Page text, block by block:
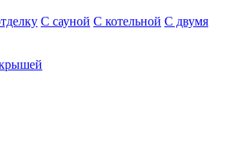
С сауной С котельной С двумя